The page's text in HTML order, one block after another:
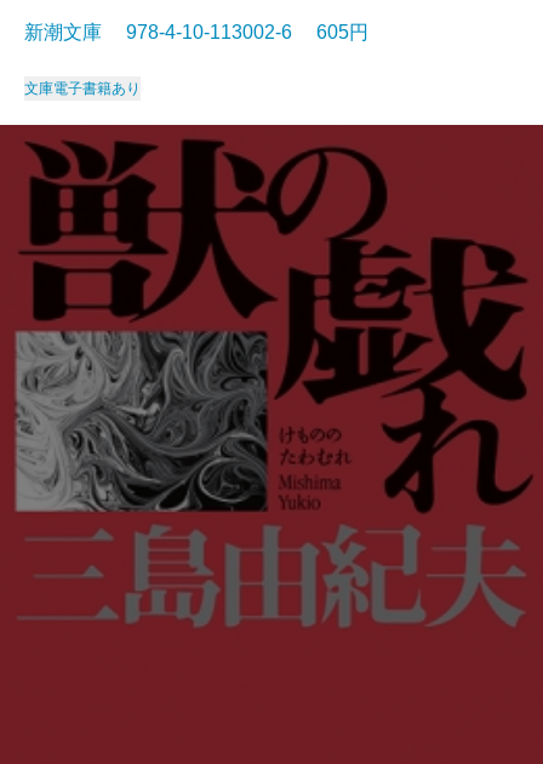
新潮文庫 978-4-10-113002-6 605円
文庫電子書籍あり